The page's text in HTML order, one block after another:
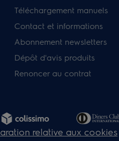
Téléchargement manuels
Contact et informations
Abonnement newsletters
Dépôt d'avis produits
Renoncer au contrat
relative aux cookies